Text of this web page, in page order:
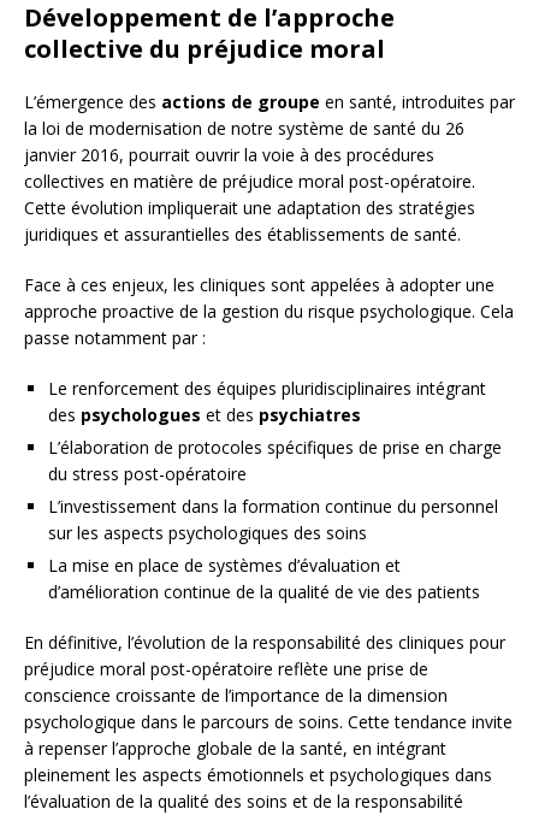
Développement de l’approche
collective du préjudice moral
L’émergence des actions de groupe en santé, introduites par
la loi de modernisation de notre système de santé du 26
janvier 2016, pourrait ouvrir la voie à des procédures
collectives en matière de préjudice moral post-opératoire.
Cette évolution impliquerait une adaptation des stratégies
juridiques et assurantielles des établissements de santé.
Face à ces enjeux, les cliniques sont appelées à adopter une
approche proactive de la gestion du risque psychologique. Cela
passe notamment par :
Le renforcement des équipes pluridisciplinaires intégrant
des psychologues et des psychiatres
L’élaboration de protocoles spécifiques de prise en charge
du stress post-opératoire
L’investissement dans la formation continue du personnel
sur les aspects psychologiques des soins
La mise en place de systèmes d’évaluation et
d’amélioration continue de la qualité de vie des patients
En définitive, l’évolution de la responsabilité des cliniques pour
préjudice moral post-opératoire reflète une prise de
conscience croissante de l’importance de la dimension
psychologique dans le parcours de soins. Cette tendance invite
à repenser l’approche globale de la santé, en intégrant
pleinement les aspects émotionnels et psychologiques dans
l’évaluation de la qualité des soins et de la responsabilité